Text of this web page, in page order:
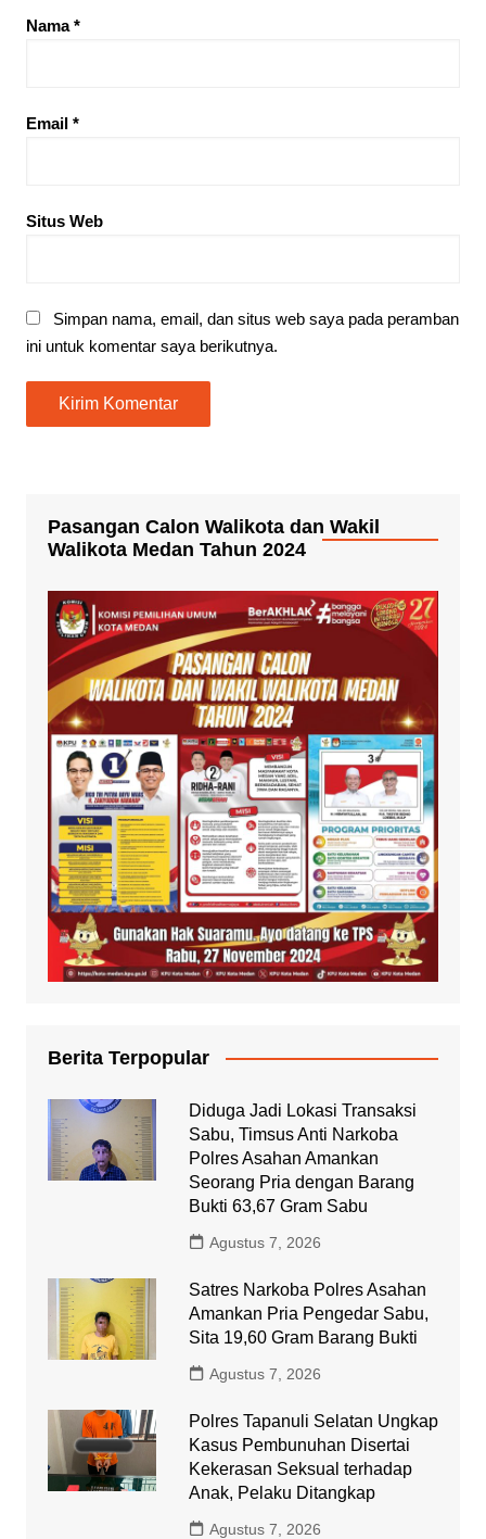
Nama*
Email *
Situs Web
Simpan nama, email, dan situs web saya pada peramban
ini untuk komentar saya berikutnya.
Pasangan Calon Walikota dan Wakil
Walikota Medan Tahun 2024
Berita Terpopular
Diduga Jadi Lokasi Transaksi
Sabu, Timsus Anti Narkoba
Polres Asahan Amankan
Seorang Pria dengan Barang
Bukti 63,67 Gram Sabu
Agustus 7, 2026
Satres Narkoba Polres Asahan
Amankan Pria Pengedar Sabu,
Sita 19,60 Gram Barang Bukti
Agustus 7, 2026
Polres Tapanuli Selatan Ungkap
Kasus Pembunuhan Disertai
Kekerasan Seksual terhadap
Anak, Pelaku Ditangkap
Agustus 7, 2026